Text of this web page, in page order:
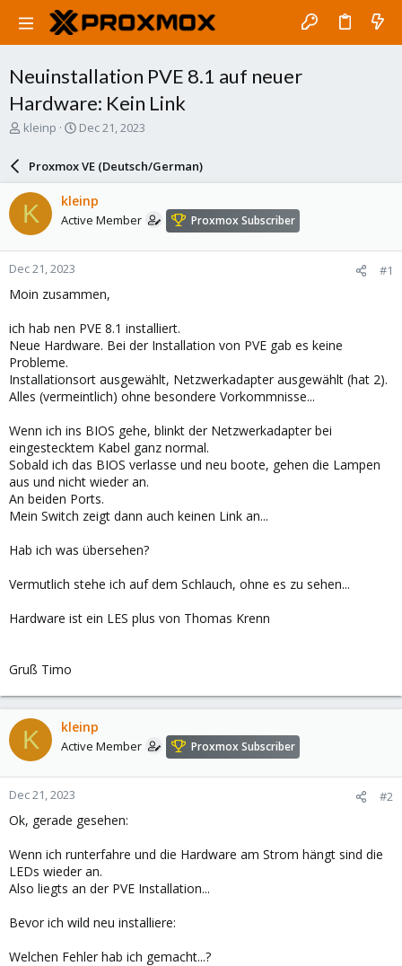
Neuinstallation PVE 8.1 auf neuer
Hardware: Kein Link
T
a
d
s
t
a
r
t
e
kleinp
S
a
r
d
a
e
Dec 21, 2023
Proxmox VE (Deutsch/German)
K kleinp
Active Member Proxmox Subscriber
Dec 21, 2023 #1
Moin zusammen,
ich hab nen PVE 8.1 installiert.
Neue Hardware. Bei der Installation von PVE gab es keine
Probleme.
Installationsort ausgewählt, Netzwerkadapter ausgewählt (hat 2).
Alles (vermeintlich) ohne besondere Vorkommnisse...
Wenn ich ins BIOS gehe, blinkt der Netzwerkadapter bei
eingestecktem Kabel ganz normal.
Sobald ich das BIOS verlasse und neu boote, gehen die Lampen
aus und nicht wieder an.
An beiden Ports.
Mein Switch zeigt dann auch keinen Link an...
Hab ich was übersehen?
Vermutlich stehe ich auf dem Schlauch, ohne es zu sehen...
Hardware ist ein LES plus von Thomas Krenn
Gruß Timo
K kleinp
Active Member Proxmox Subscriber
Dec 21, 2023 #2
Ok, gerade gesehen:
Wenn ich runterfahre und die Hardware am Strom hängt sind die
LEDs wieder an.
Also liegts an der PVE Installation...
Bevor ich wild neu installiere:
Welchen Fehler hab ich gemacht...?